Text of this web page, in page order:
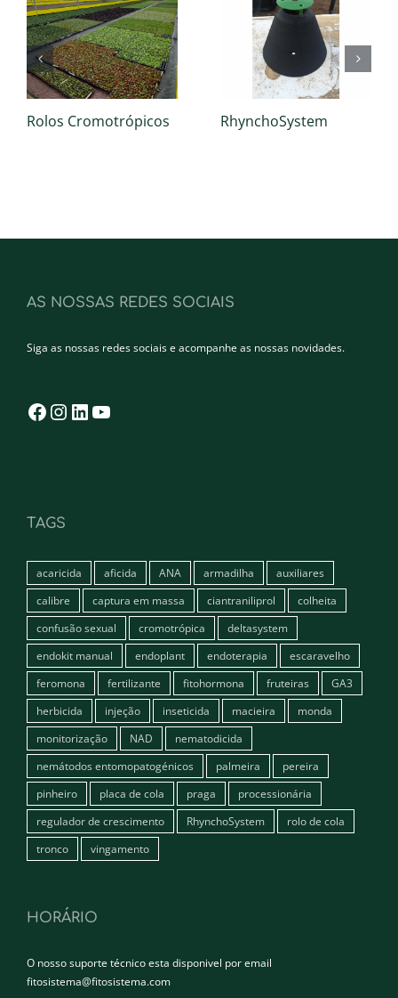
Rolos Cromotrópicos RhynchoSystem
AS NOSSAS REDES SOCIAIS
Siga as nossas redes sociais e acompanhe as nossas novidades.
Facebook
Instagram
LinkedIn
TAGS
acaricida aficida ANA armadilha
auxiliares
calibre
captura em massa ciantraniliprol
colheita
confusão sexual
cromotrópica
deltasystem
endokit manual
endoplant endoterapia
escaravelho
feromona
fertilizante fitohormona fruteiras
GA3
herbicida
injeção inseticida macieira
monda
monitorização
NAD
nematodicida
nemátodos entomopatogénicos
palmeira
pereira
pinheiro
placa de cola praga
processionária
regulador de crescimento
RhynchoSystem
rolo de cola
tronco
vingamento
HORÁRIO
O nosso suporte técnico esta disponivel por email
fitosistema@fitosistema.com